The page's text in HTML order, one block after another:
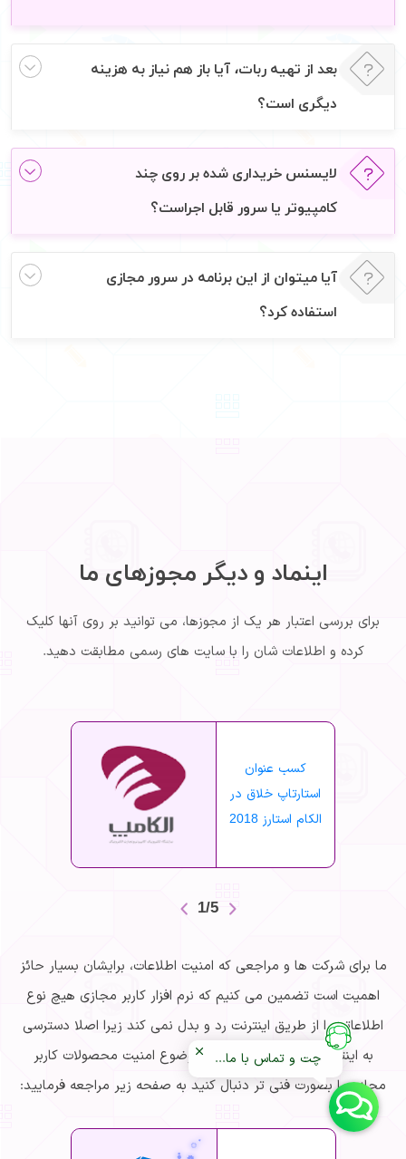
بعد از تهیه ربات، آیا باز هم نیاز به هزینه
دیگری است؟
لایسنس خریداری شده بر روی چند
کامپیوتر یا سرور قابل اجراست؟
آیا میتوان از این برنامه در سرور مجازی
استفاده کرد؟
اینماد و دیگر مجوزهای ما
برای بررسی اعتبار هر یک از مجوزها، می توانید بر روی آنها کلیک
کرده و اطلاعات شان را با سایت های رسمی مطابقت دهید.
کسب عنوان
استارتاپ خلاق در
الکام استارز 2018
1/5
ما برای شرکت ها و مراجعی که امنیت اطلاعات، برایشان بسیار حائز
اهمیت است تضمین می کنیم که نرم افزار کاربر مجازی هیچ نوع
اطلاعاتی را از طریق اینترنت رد و بدل نمی کند زیرا اصلا دسترسی
به اینترنت ندارد. اگر میخواهید موضوع امنیت محصولات کاربر
مجازی را بصورت فنی تر دنبال کنید به صفحه زیر مراجعه فرمایید:
چت و تماس با ما...